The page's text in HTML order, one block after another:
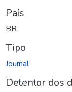
País
BR
Tipo
Journal
Detentor dos